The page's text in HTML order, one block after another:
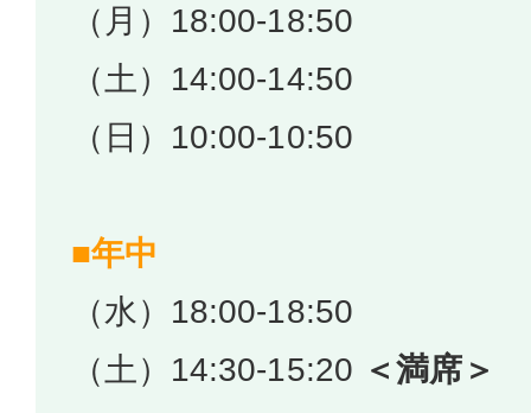
（月）18:00-18:50
（土）14:00-14:50
（日）10:00-10:50
■年中
（水）18:00-18:50
（土）14:30-15:20 ＜満席＞